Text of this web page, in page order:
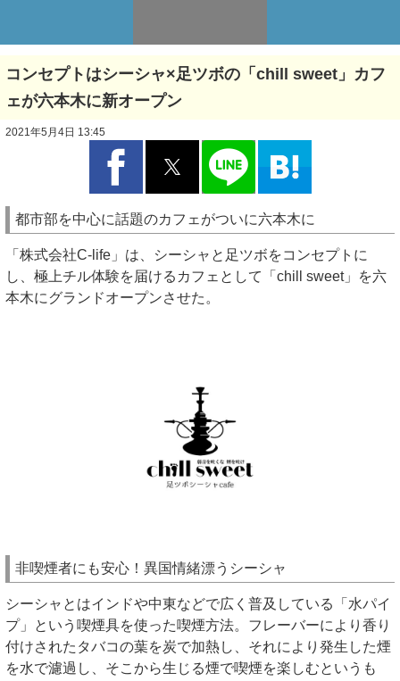
コンセプトはシーシャ×足ツボの「chill sweet」カフ
ェが六本木に新オープン
2021年5月4日 13:45
都市部を中心に話題のカフェがついに六本木に
「株式会社C-life」は、シーシャと足ツボをコンセプトに
し、極上チル体験を届けるカフェとして「chill sweet」を六
本木にグランドオープンさせた。
非喫煙者にも安心！異国情緒漂うシーシャ
シーシャとはインドや中東などで広く普及している「水パイ
プ」という喫煙具を使った喫煙方法。フレーバーにより香り
付けされたタバコの葉を炭で加熱し、それにより発生した煙
を水で濾過し、そこから生じる煙で喫煙を楽しむというも